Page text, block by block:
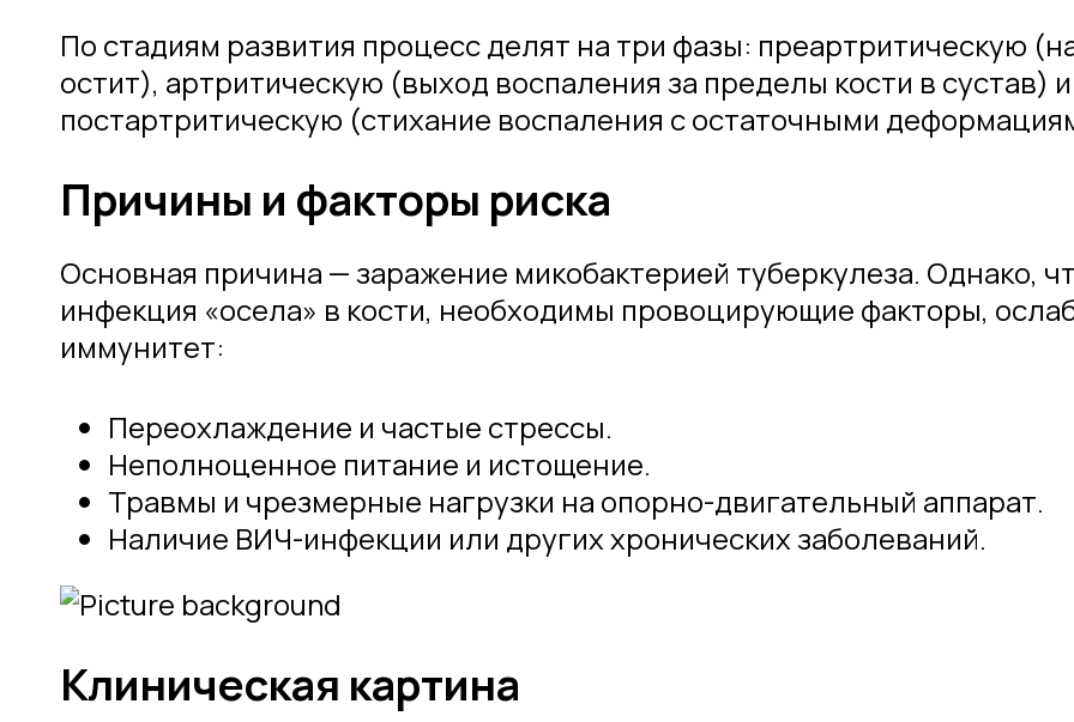
По стадиям развития процесс делят на три фазы: преартритическую
остит), артритическую (выход воспаления за пределы кости в сустав) и
постартритическую (стихание воспаления с остаточными
Причины и факторы риска
Основная причина — заражение микобактерией туберкулеза. Однако,
инфекция «осела» в кости, необходимы провоцирующие факторы,
иммунитет:
Переохлаждение и частые стрессы.
Неполноценное питание и истощение.
Травмы и чрезмерные нагрузки на опорно-двигательный аппарат.
Наличие ВИЧ-инфекции или других хронических заболеваний.
Клиническая картина